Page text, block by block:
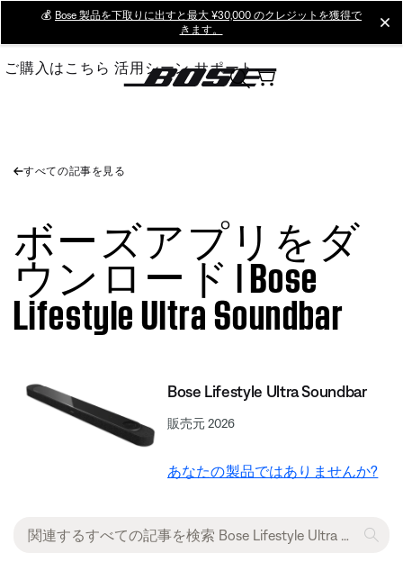
Main
💰 Bose 製品を下取りに出すと最大 ¥30,000 のクレジットを獲得で
きます。
ご購入はこちら 活用シーン サポート
すべての記事を見る
ボーズアプリをダ
ウンロード | Bose
Lifestyle Ultra Soundbar
Bose Lifestyle Ultra Soundbar
販売元 2026
あなたの製品ではありませんか?